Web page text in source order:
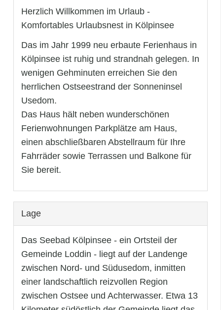
Herzlich Willkommen im Urlaub -
Komfortables Urlaubsnest in Kölpinsee
Das im Jahr 1999 neu erbaute Ferienhaus in
Kölpinsee ist ruhig und strandnah gelegen. In
wenigen Gehminuten erreichen Sie den
herrlichen Ostseestrand der Sonneninsel
Usedom.
Das Haus hält neben wunderschönen
Ferienwohnungen Parkplätze am Haus,
einen abschließbaren Abstellraum für Ihre
Fahrräder sowie Terrassen und Balkone für
Sie bereit.
Lage
Das Seebad Kölpinsee - ein Ortsteil der
Gemeinde Loddin - liegt auf der Landenge
zwischen Nord- und Südusedom, inmitten
einer landschaftlich reizvollen Region
zwischen Ostsee und Achterwasser. Etwa 13